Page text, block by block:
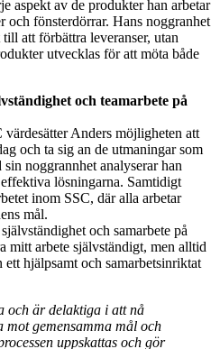
aspekt av de produkter han arbetar
och fönsterdörrar. Hans noggranhet
att förbättra leveranser, utan
utvecklas för att möta både
och teamarbete på
Anders möjligheten att
och ta sig an de utmaningar som
noggrannhet analyserar han
lösningarna. Samtidigt
inom SSC, där alla arbetar
mål.
och samarbete på
mitt arbete självständigt, men alltid
hjälpsamt och samarbetsinriktat
och är delaktiga i att nå
mot gemensamma mål och
uppskattas och gör